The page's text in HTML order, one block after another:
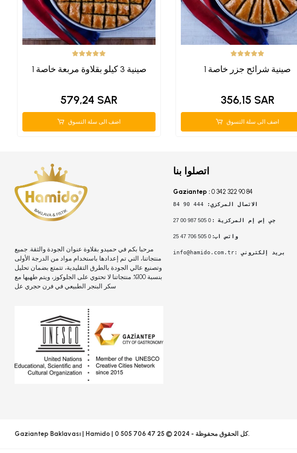
1 صينية 3 كيلو بقلاوة مربعة خاصة
579,24 SAR
اضف الى سلة التسوق
1 صينية شرائح جزر خاصة
356,15 SAR
اضف الى سلة التسوق
مرحبا بكم في حميدو بقلاوة عنوان الجودة والثقة. جميع
منتجاتنا، التي تم إعدادها باستخدام مواد من الدرجة الأولى
وتصنيع عالي الجودة بالطرق التقليدية، تتمتع بضمان تحليل
بنسبة 100%. منتجاتنا لا تحتوي على الجلوكوز، ويتم طهيها مع
سكر البنجر الطبيعي في فرن حجري عل
اتصلوا بنا
Gaziantep : 0 342 322 90 84
الاتصال المركزي: 444 90 84
جي إس إم المركزية :
واتس اب:
بريد إلكتروني :
info@hamido.com.tr
Gaziantep Baklavası | Hamido | 0 505 706 47 25 © 2024 - كل الحقوق محفوظة.